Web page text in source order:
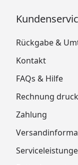
Rückgabe &
Kontakt
FAQs & Hilfe
Rechnung
Zahlung